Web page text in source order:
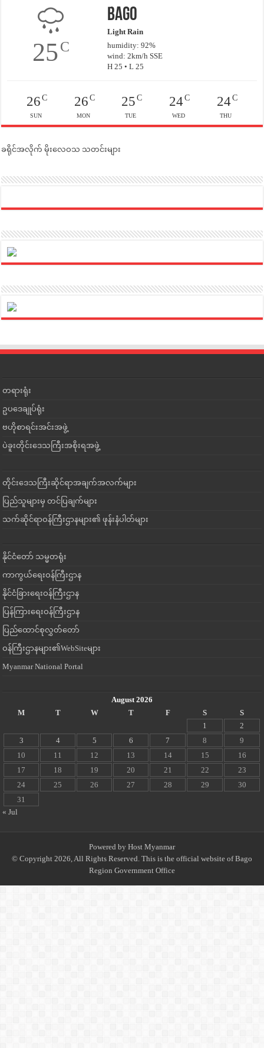
25C
Bago
Light Rain
humidity: 92%
wind: 2km/h SSE
H 25 • L 25
26C
SUN
26C
MON
25 C
TUE
24C
WED
24C
THU
ခရိုင်အလိုက် မိုးလေဝသ သတင်းများ
တရားရုံး
ဥပဒေချုပ်ရုံး
ဗဟိုစာရင်းအင်းအဖွဲ့
ပဲခူးတိုင်းဒေသကြီးအစိုးရအဖွဲ့
တိုင်းဒေသကြီးဆိုင်ရာအချက်အလက်များ
ပြည်သူများမှ တင်ပြချက်များ
သက်ဆိုင်ရာဝန်ကြီးဌာနများ၏ ဖုန်းနံပါတ်များ
နိုင်ငံတော် သမ္မတရုံး
ကာကွယ်ရေးဝန်ကြီးဌာန
နိုင်ငံခြားရေးဝန်ကြီးဌာန
ပြန်ကြားရေးဝန်ကြီးဌာန
ပြည်ထောင်စုလွှတ်တော်
ဝန်ကြီးဌာနများ၏WebSiteများ
Myanmar National Portal
August 2026
M
T W T F S
S
1
2
3
4 5 6 7 8
9
10
11 12 13 14 15
16
17
18 19 20 21 22
23
24
25 26 27 28 29
30
31
« Jul
Powered by Host Myanmar
© Copyright 2026, All Rights Reserved. This is the official website of Bago
Region Government Office